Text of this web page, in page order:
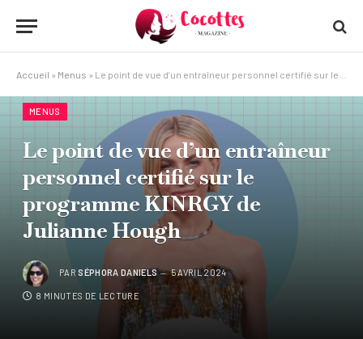
Accueil » Menus » Le point de vue d’un entraîneur personnel certifié sur le programme KINRGY de Julianne Hough
MENUS
Le point de vue d’un entraîneur
personnel certifié sur le
programme KINRGY de
Julianne Hough
PAR SÉPHORA DANIELS 5 AVRIL 2024
8 MINUTES DE LECTURE